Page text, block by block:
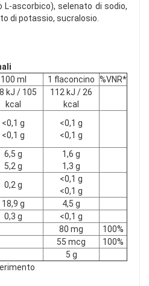
L-ascorbico), selenato di sodio,
di potassio, sucralosio.
100 ml 1 flaconcino %VNR*
kJ / 105
kcal
112 kJ / 26
kcal
<0,1 g
<0,1 g
<0,1 g
<0,1 g
6,5 g
5,2 g
1,6 g
1,3 g
0,2 g
<0,1 g
<0,1 g
18,9 g
4,5 g
0,3 g
<0,1 g
80 mg
100%
55 mcg
100%
5 g